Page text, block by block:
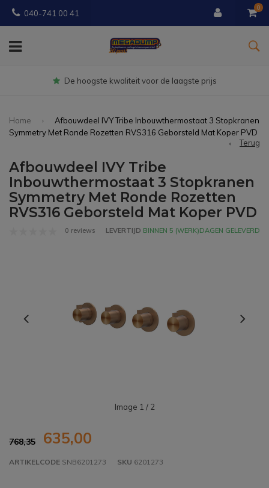
040-741 00 41
0
Gratisbezorgd vanaf € 150
Home
Afbouwdeel IVY Tribe Inbouwthermostaat 3 Stopkranen
Symmetry Met Ronde Rozetten RVS316 Geborsteld Mat Koper PVD
Terug
Afbouwdeel IVY Tribe
Inbouwthermostaat 3 Stopkranen
Symmetry Met Ronde Rozetten
RVS316 Geborsteld Mat Koper PVD
0 reviews LEVERTIJD BINNEN 5 (WERK)DAGEN GELEVERD
Image 1 / 2
768,35 635,00
ARTIKELCODE SNB6201273 SKU 6201273